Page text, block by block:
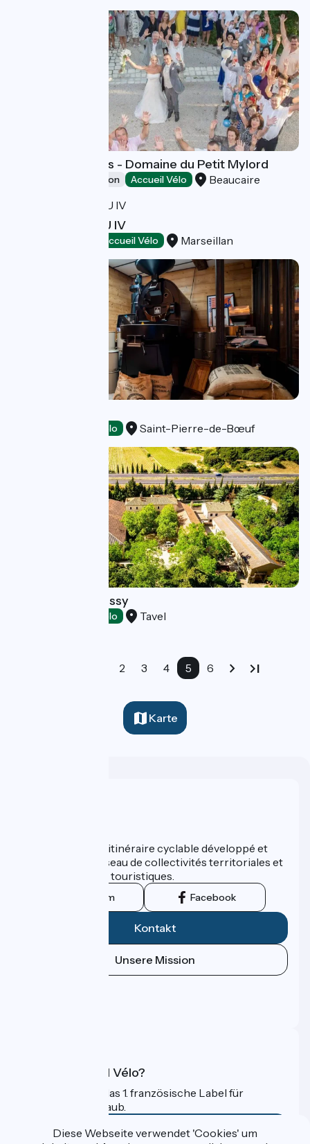
Location de salles - Domaine du Petit Mylord
Leisure and recreation Accueil Vélo Beaucaire
ÉTOILE DE THAU IV
Accueil Vélo Marseillan
Accueil Vélo Saint-Pierre-de-Bœuf
Château de Manissy
Accueil Vélo Tavel
2 3 4 5 6
Karte
ViaRhôna est un itinéraire cyclable développé et
promu par un réseau de collectivités territoriales et
leurs institutions touristiques.
Instagram Facebook
Kontakt
Unsere Mission
Was ist Accueil Vélo?
Accueil Vélo ist das 1. französische Label für
Radfahrer im Urlaub.
Mehr erfahren
Diese Webseite verwendet 'Cookies' um